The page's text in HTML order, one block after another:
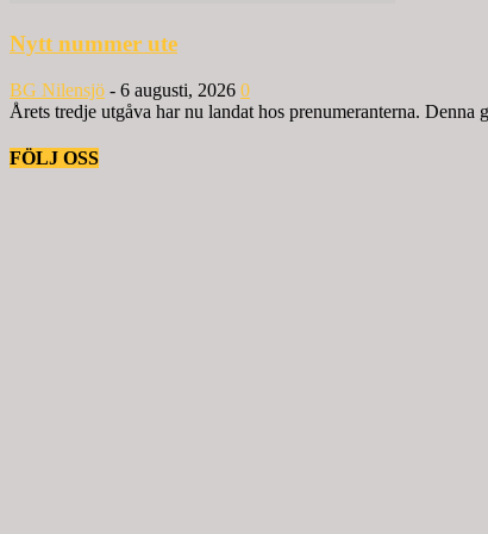
Nytt nummer ute
BG Nilensjö - 6 augusti, 2026 0
Årets tredje utgåva har nu landat hos prenumeranterna.
FÖLJ OSS